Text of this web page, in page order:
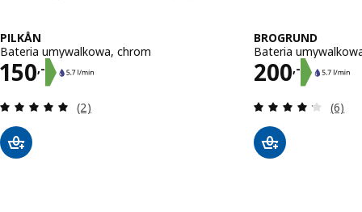
PILKÅN
Bateria umywalkowa, chrom
150,-
Cena 150,-
Recenzja: 5 z 5 gwiazdki. Łączna liczba recenzji:
(2)
BROGRUND
Bateria
200,-
Cena
(6)